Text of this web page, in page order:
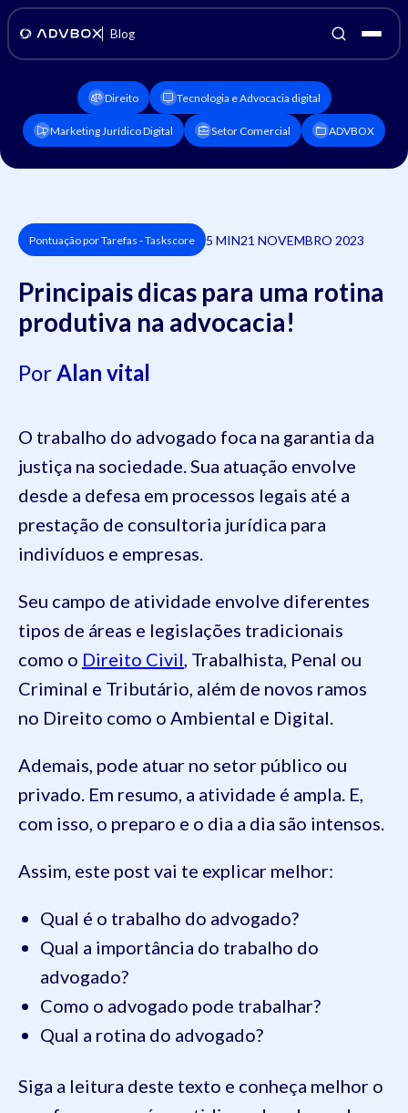
Blog
Direito Tecnologia e Advocacia digital
Marketing Jurídico Digital Setor Comercial ADVBOX
Pontuação por Tarefas - Taskscore 5 MIN21 NOVEMBRO 2023
Principais dicas para uma rotina
produtiva na advocacia!
PorAlan vital
O trabalho do advogado foca na garantia da
justiça na sociedade. Sua atuação envolve
desde a defesa em processos legais até a
prestação de consultoria jurídica para
indivíduos e empresas.
Seu campo de atividade envolve diferentes
tipos de áreas e legislações tradicionais
como o Direito Civil, Trabalhista, Penal ou
Criminal e Tributário, além de novos ramos
no Direito como o Ambiental e Digital.
Ademais, pode atuar no setor público ou
privado. Em resumo, a atividade é ampla. E,
com isso, o preparo e o dia a dia são intensos.
Assim, este post vai te explicar melhor:
Qual é o trabalho do advogado?
Qual a importância do trabalho do
advogado?
Como o advogado pode trabalhar?
Qual a rotina do advogado?
Siga a leitura deste texto e conheça melhor o